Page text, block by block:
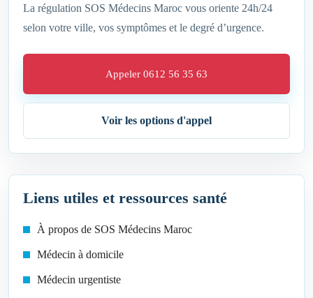
La régulation SOS Médecins Maroc vous oriente 24h/24
selon votre ville, vos symptômes et le degré d’urgence.
Appeler 0612 56 35 63
Voir les options d'appel
Liens utiles et ressources santé
À propos de SOS Médecins Maroc
Médecin à domicile
Médecin urgentiste